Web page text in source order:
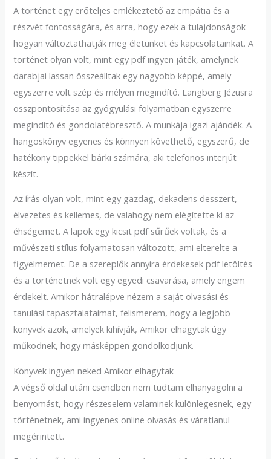
A történet egy erőteljes emlékeztető az empátia és a
részvét fontosságára, és arra, hogy ezek a tulajdonságok
hogyan változtathatják meg életünket és kapcsolatainkat. A
történet olyan volt, mint egy pdf ingyen játék, amelynek
darabjai lassan összeálltak egy nagyobb képpé, amely
egyszerre volt szép és mélyen megindító. Langberg Jézusra
összpontosítása az gyógyulási folyamatban egyszerre
megindító és gondolatébresztő. A munkája igazi ajándék. A
hangoskönyv egyenes és könnyen követhető, egyszerű, de
hatékony tippekkel bárki számára, aki telefonos interjút
készít.
Az írás olyan volt, mint egy gazdag, dekadens desszert,
élvezetes és kellemes, de valahogy nem elégítette ki az
éhségemet. A lapok egy kicsit pdf sűrűek voltak, és a
művészeti stílus folyamatosan változott, ami elterelte a
figyelmemet. De a szereplők annyira érdekesek pdf letöltés
és a történetnek volt egy egyedi csavarása, amely engem
érdekelt. Amikor hátralépve nézem a saját olvasási és
tanulási tapasztalataimat, felismerem, hogy a legjobb
könyvek azok, amelyek kihívják, Amikor elhagytak úgy
működnek, hogy másképpen gondolkodjunk.
Könyvek ingyen neked Amikor elhagytak
A végső oldal utáni csendben nem tudtam elhanyagolni a
benyomást, hogy részeselem valaminek különlegesnek, egy
történetnek, ami ingyenes online olvasás és váratlanul
megérintett.